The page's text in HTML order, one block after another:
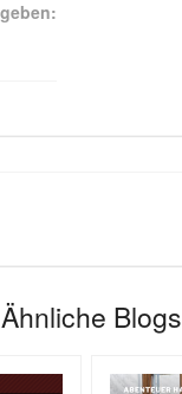
Ähnliche Blogs